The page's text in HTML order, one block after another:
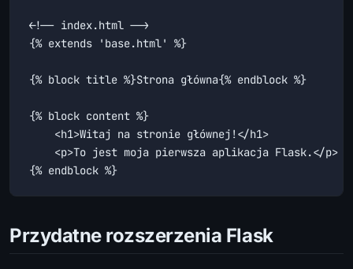
<!-- index.html -->
{% extends 'base.html' %}
{% block title %}Strona główna{% endblock %}
{% block content %}
    <h1>Witaj na stronie głównej!</h1>
    <p>To jest moja pierwsza aplikacja Flask.</p>
{% endblock %}
Przydatne rozszerzenia Flask